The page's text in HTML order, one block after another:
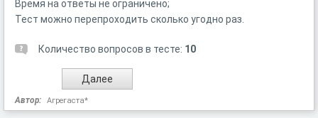
Время на ответы не ограничено;
Тест можно перепроходить сколько угодно раз.
Количество вопросов в тесте: 10
Автор: Агрегаста*